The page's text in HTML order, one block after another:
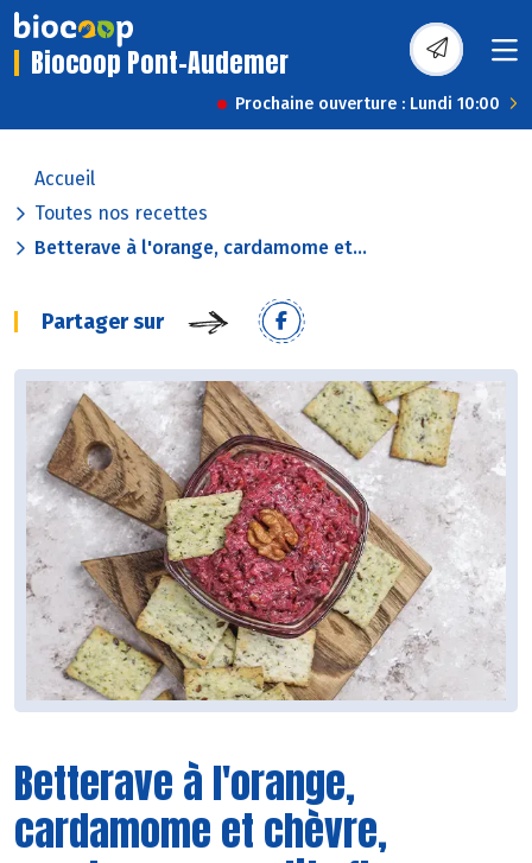
Biocoop Pont-Audemer
Prochaine ouverture : Lundi 10:00
Accueil
Toutes nos recettes
Betterave à l'orange, cardamome et...
Partager sur
Betterave à l'orange,
cardamome et chèvre,